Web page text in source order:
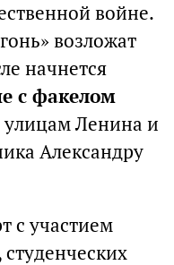
войне.
возложат
начнется
с факелом
Ленина и
Александру
с участием